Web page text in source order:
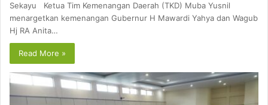
Sekayu Ketua Tim Kemenangan Daerah (TKD) Muba Yusnil
menargetkan kemenangan Gubernur H Mawardi Yahya dan Wagub
Hj RA Anita…
Read More »